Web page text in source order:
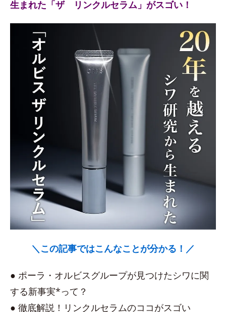
生まれた「ザ リンクルセラム」がスゴい！
＼この記事ではこんなことが分かる！／
● ポーラ・オルビスグループが見つけたシワに関
する新事実*って？
● 徹底解説！リンクルセラムのココがスゴい